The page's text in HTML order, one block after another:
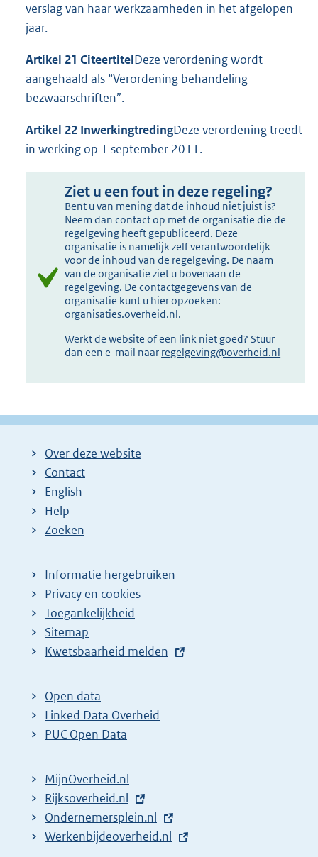
verslag van haar werkzaamheden in het afgelopen
jaar.
Artikel 21 CiteertitelDeze verordening wordt
aangehaald als “Verordening behandeling
bezwaarschriften”.
Artikel 22 InwerkingtredingDeze verordening treedt
in werking op 1 september 2011.
Ziet u een fout in deze regeling?
Bent u van mening dat de inhoud niet juist is?
Neem dan contact op met de organisatie die de
regelgeving heeft gepubliceerd. Deze
organisatie is namelijk zelf verantwoordelijk
voor de inhoud van de regelgeving. De naam
van de organisatie ziet u bovenaan de
regelgeving. De contactgegevens van de
organisatie kunt u hier opzoeken:
organisaties.overheid.nl.
Werkt de website of een link niet goed? Stuur
dan een e-mail naar regelgeving@overheid.nl
Over deze website
Contact
English
Help
Zoeken
Informatie hergebruiken
Privacy en cookies
Toegankelijkheid
Sitemap
E
t
e
r
l
i
n
k
Kwetsbaarheid melden
Open data
Linked Data Overheid
PUC Open Data
MijnOverheid.nl
E
x
t
Rijksoverheid.nl
E
x
Ondernemersplein.nl
E
Werkenbijdeoverheid.nl